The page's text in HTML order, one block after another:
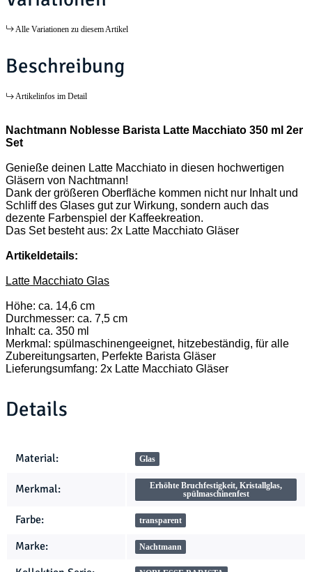
Alle Variationen zu diesem Artikel
Beschreibung
Artikelinfos im Detail
Nachtmann Noblesse Barista Latte Macchiato 350 ml 2er
Set
Genieße deinen Latte Macchiato in diesen hochwertigen
Gläsern von Nachtmann!
Dank der größeren Oberfläche kommen nicht nur Inhalt und
Schliff des Glases gut zur Wirkung, sondern auch das
dezente Farbenspiel der Kaffeekreation.
Das Set besteht aus: 2x Latte Macchiato Gläser
Artikeldetails:
Latte Macchiato Glas
Höhe: ca. 14,6 cm
Durchmesser: ca. 7,5 cm
Inhalt: ca. 350 ml
Merkmal: spülmaschinengeeignet, hitzebeständig, für alle
Zubereitungsarten, Perfekte Barista Gläser
Lieferungsumfang: 2x Latte Macchiato Gläser
Details
Produkteigenschaft
Wert
Material: Glas
Merkmal:
Erhöhte Bruchfestigkeit, Kristallglas,
spülmaschinenfest
Farbe: transparent
Marke: Nachtmann